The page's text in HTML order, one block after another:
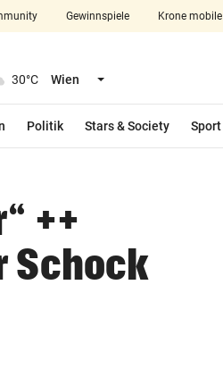
Gewinnspiele Krone mobile
30°C Wien Menü aufklappen
Politik Stars & Society Sport
++
Schock